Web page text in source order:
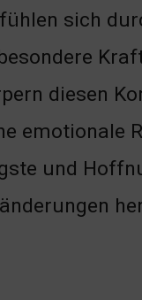
sich
diesen
emotionale
und